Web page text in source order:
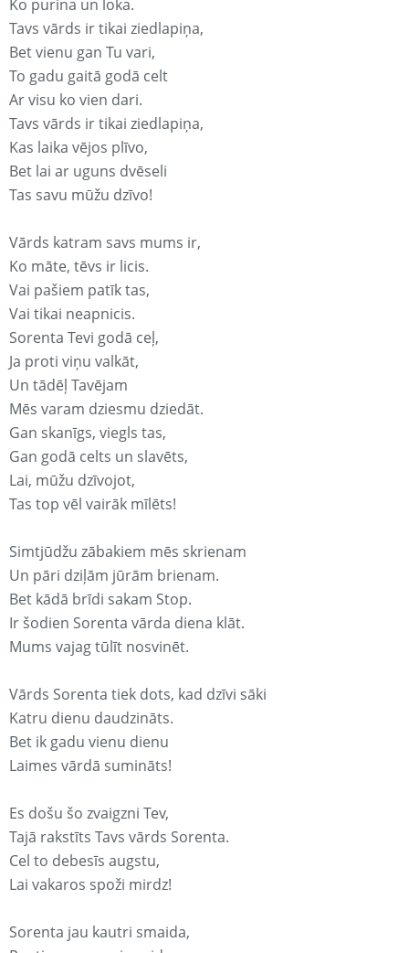
Ko purina un loka.
Tavs vārds ir tikai ziedlapiņa,
Bet vienu gan Tu vari,
To gadu gaitā godā celt
Ar visu ko vien dari.
Tavs vārds ir tikai ziedlapiņa,
Kas laika vējos plīvo,
Bet lai ar uguns dvēseli
Tas savu mūžu dzīvo!
Vārds katram savs mums ir,
Ko māte, tēvs ir licis.
Vai pašiem patīk tas,
Vai tikai neapnicis.
Sorenta Tevi godā ceļ,
Ja proti viņu valkāt,
Un tādēļ Tavējam
Mēs varam dziesmu dziedāt.
Gan skanīgs, viegls tas,
Gan godā celts un slavēts,
Lai, mūžu dzīvojot,
Tas top vēl vairāk mīlēts!
Simtjūdžu zābakiem mēs skrienam
Un pāri dziļām jūrām brienam.
Bet kādā brīdi sakam Stop.
Ir šodien Sorenta vārda diena klāt.
Mums vajag tūlīt nosvinēt.
Vārds Sorenta tiek dots, kad dzīvi sāki
Katru dienu daudzināts.
Bet ik gadu vienu dienu
Laimes vārdā sumināts!
Es došu šo zvaigzni Tev,
Tajā rakstīts Tavs vārds Sorenta.
Cel to debesīs augstu,
Lai vakaros spoži mirdz!
Sorenta jau kautri smaida,